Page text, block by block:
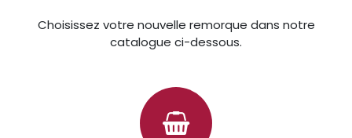
Choisissez votre nouvelle remorque dans notre
catalogue ci-dessous.